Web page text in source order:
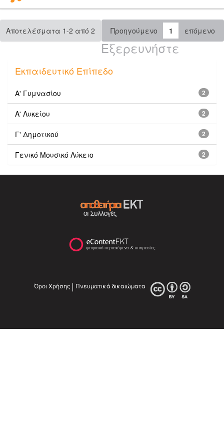
Αποτελέσματα 1-2 από 2 Προηγούμενο 1 επόμενο
Εξερευνήστε
Εκπαιδευτικό Επίπεδο
2
Α' Γυμνασίου
2
Α' Λυκείου
2
Γ' Δημοτικού
2
Γενικό Μουσικό Λύκειο